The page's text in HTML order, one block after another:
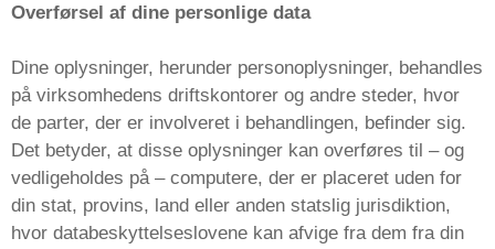
Overførsel af dine personlige data
Dine oplysninger, herunder personoplysninger, behandles
på virksomhedens driftskontorer og andre steder, hvor
de parter, der er involveret i behandlingen, befinder sig.
Det betyder, at disse oplysninger kan overføres til – og
vedligeholdes på – computere, der er placeret uden for
din stat, provins, land eller anden statslig jurisdiktion,
hvor databeskyttelseslovene kan afvige fra dem fra din